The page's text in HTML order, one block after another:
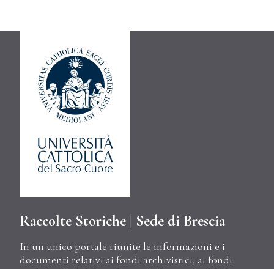
Raccolte Storiche | Sede di Brescia
In un unico portale riunite le informazioni e i
documenti relativi ai fondi archivistici, ai fondi